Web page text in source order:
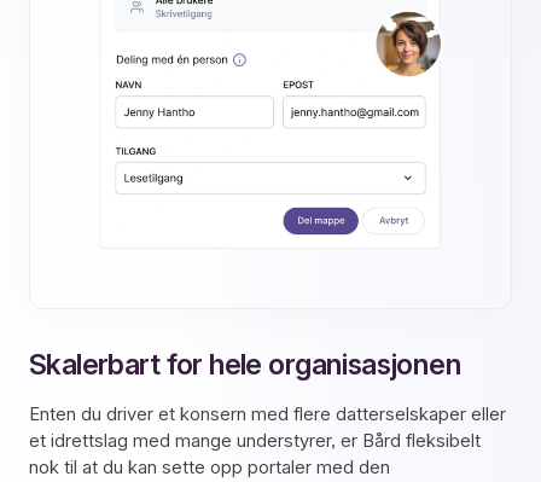
Skalerbart for hele organisasjonen
Enten du driver et konsern med flere datterselskaper eller
et idrettslag med mange understyrer, er Bård fleksibelt
nok til at du kan sette opp portaler med den